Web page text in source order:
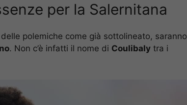
per la Salernitana
polemiche come già sottolineato, saranno
. Non c’è infatti il nome di Coulibaly tra i